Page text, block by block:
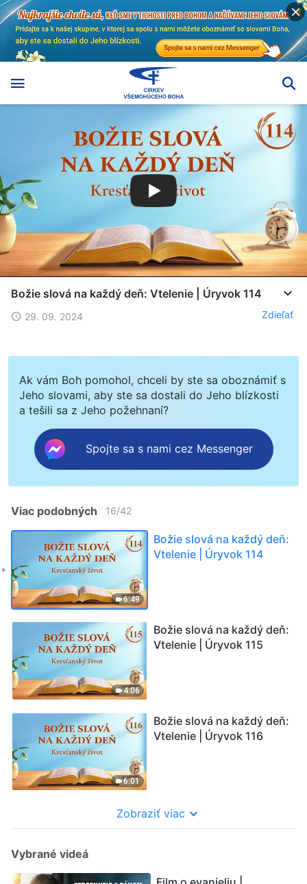
Božie slová na každý deň: Vtelenie | Úryvok 114
29. 09. 2024 Zdieľať
Ak vám Boh pomohol, chceli by ste sa oboznámiť s
Jeho slovami, aby ste sa dostali do Jeho blízkosti
a tešili sa z Jeho požehnaní?
Spojte sa s nami cez Messenger
Viac podobných 16/42
6:49
Božie slová na každý deň:
Vtelenie | Úryvok 114
4:06
Božie slová na každý deň:
Vtelenie | Úryvok 115
6:01
Božie slová na každý deň:
Vtelenie | Úryvok 116
Zobraziť viac
Vybrané videá